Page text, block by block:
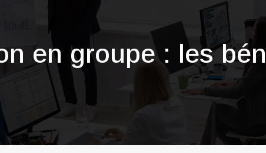
en groupe : les